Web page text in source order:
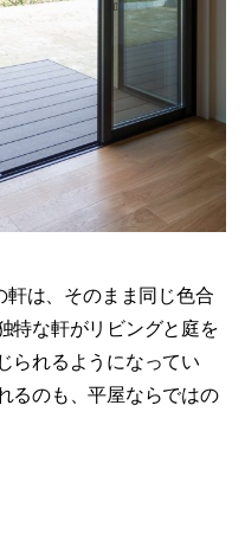
軒は、そのまま同じ色合
特な軒がリビングと庭を
られるようになってい
るのも、平屋ならではの